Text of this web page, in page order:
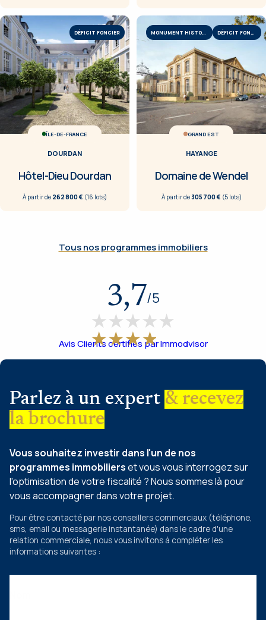
DÉFICIT FONCIER
ÎLE-DE-FRANCE
DOURDAN
Hôtel-Dieu Dourdan
À partir de 262 800 € (16 lots)
MONUMENT HISTORIQUE DÉFICIT FONCIER
GRAND EST
HAYANGE
Domaine de Wendel
À partir de305 700 € (5lots)
Tous nos programmes immobiliers
3,7/5
Avis Clients certifiés par Immodvisor
Parlez à un expert & recevez
la brochure
Vous souhaitez investir dans l'un de nos
programmes immobilierset vous vous interrogez sur
l'optimisation de votre fiscalité ? Nous sommes là pour
vous accompagner dans votre projet.
Pour être contacté par nos conseillers commerciaux (téléphone,
sms, email ou messagerie instantanée) dans le cadre d'une
relation commerciale, nous vous invitons à compléter les
informations suivantes :